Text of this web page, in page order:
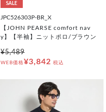
SALE
JPC526303P-BR_X
【JOHN PEARSE comfort nav
y】【半袖】ニットポロ/ブラウン
¥5,489
WEB価格¥3,842 税込